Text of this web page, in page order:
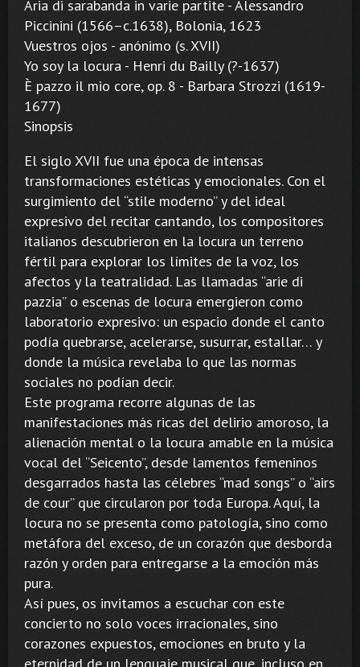
Aria di sarabanda in varie partite - Alessandro
Piccinini (1566–c.1638), Bolonia, 1623
Vuestros ojos - anónimo (s. XVII)
Yo soy la locura - Henri du Bailly (?-1637)
È pazzo il mio core, op. 8 - Barbara Strozzi (1619-
1677)
Sinopsis
El siglo XVII fue una época de intensas
transformaciones estéticas y emocionales. Con el
surgimiento del “stile moderno” y del ideal
expresivo del recitar cantando, los compositores
italianos descubrieron en la locura un terreno
fértil para explorar los límites de la voz, los
afectos y la teatralidad. Las llamadas “arie di
pazzia” o escenas de locura emergieron como
laboratorio expresivo: un espacio donde el canto
podía quebrarse, acelerarse, susurrar, estallar… y
donde la música revelaba lo que las normas
sociales no podían decir.
Este programa recorre algunas de las
manifestaciones más ricas del delirio amoroso, la
alienación mental o la locura amable en la música
vocal del “Seicento”, desde lamentos femeninos
desgarrados hasta las célebres “mad songs” o “airs
de cour” que circularon por toda Europa. Aquí, la
locura no se presenta como patología, sino como
metáfora del exceso, de un corazón que desborda
razón y orden para entregarse a la emoción más
pura.
Así pues, os invitamos a escuchar con este
concierto no solo voces irracionales, sino
corazones expuestos, emociones en bruto y la
eternidad de un lenguaje musical que, incluso en